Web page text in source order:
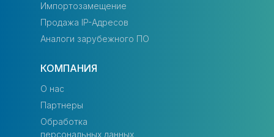
КОМПАНИЯ
О нас
Продажа IP-Адресов
Партнеры
Обработка
персональных данных
Аналоги зарубежного ПО
Импортозамещение